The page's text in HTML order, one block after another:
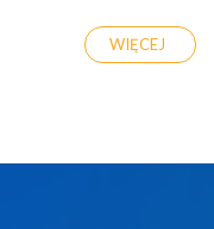
WIĘCEJ